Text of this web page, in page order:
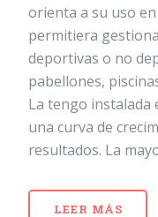
orienta a su uso
permitiera
deportivas o no
pabellones,
La tengo instalada
una curva de
resultados. La
LEER MÁS